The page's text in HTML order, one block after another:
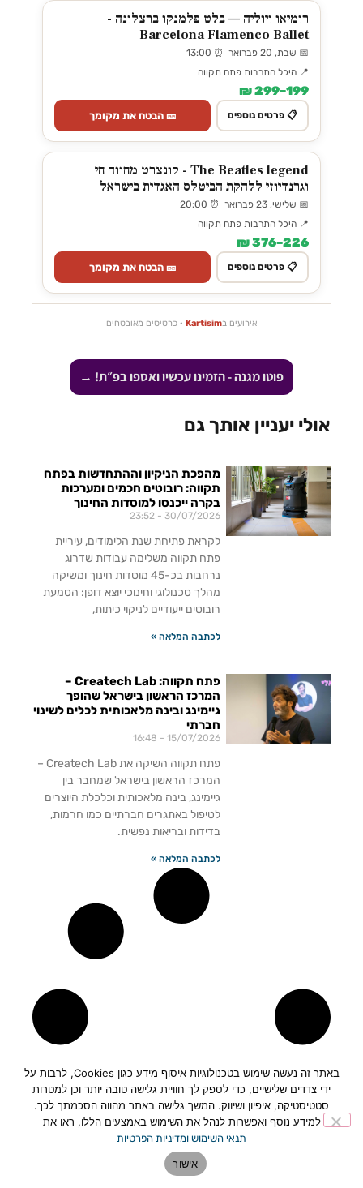
רומיאו ויוליה — בלט פלמנקו ברצלונה -
Barcelona Flamenco Ballet
📅 שבת, 20 פברואר ⏰ 13:00
📍 היכל התרבות פתח תקווה
199–299 ₪
📋 פרטים נוספים 🎫 הבטח את מקומך
The Beatles legend - קונצרט מחווה חי
וגרנדיוזי ללהקת הביטלס האגדית בישראל
📅 שלישי, 23 פברואר ⏰ 20:00
📍 היכל התרבות פתח תקווה
226–376 ₪
📋 פרטים נוספים 🎫 הבטח את מקומך
אירועים בKartisim · כרטיסים מאובטחים
פוטו מגנה - הזמינו עכשיו ואספו בפ״ת! →
אולי יעניין אותך גם
מהפכת הניקיון וההתחדשות בפתח
תקווה: רובוטים חכמים ומערכות
בקרה ייכנסו למוסדות החינוך
30/07/2026
לקראת פתיחת שנת הלימודים, עיריית
פתח תקווה משלימה עבודות שדרוג
נרחבות בכ-45 מוסדות חינוך ומשיקה
מהלך טכנולוגי וחינוכי יוצא דופן: הטמעת
רובוטים ייעודיים לניקוי כיתות,
לכתבה המלאה »
פתח תקווה: Createch Lab –
המרכז הראשון בישראל שהופך
גיימינג ובינה מלאכותית לכלים לשינוי
חברתי
15/07/2026
פתח תקווה השיקה את Createch Lab –
המרכז הראשון בישראל שמחבר בין
גיימינג, בינה מלאכותית וכלכלת היוצרים
לטיפול באתגרים חברתיים כמו חרמות,
בדידות ובריאות נפשית.
לכתבה המלאה »
באתר זה נעשה שימוש בטכנולוגיות איסוף מידע כגון Cookies, לרבות על
ידי צדדים שלישיים, כדי לספק לך חוויית גלישה טובה יותר וכן למטרות
סטטיסטיקה, איפיון ושיווק. המשך גלישה באתר מהווה הסכמתך לכך.
למידע נוסף ואפשרות לנהל את השימוש באמצעים הללו, ראו את
תנאי השימוש ומדיניות הפרטיות
אישור